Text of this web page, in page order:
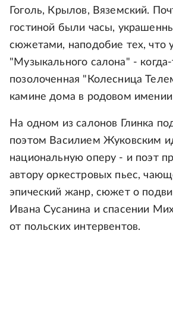
Гоголь, Крылов, Вяземский.
гостиной были часы,
сюжетами, наподобие тех, что
"Музыкального салона" - когда-
позолоченная "Колесница
камине дома в родовом имении
На одном из салонов Глинка
поэтом Василием Жуковским
национальную оперу - и поэт
автору оркестровых пьес,
эпический жанр, сюжет о
Ивана Сусанина и спасении
от польских интервентов.